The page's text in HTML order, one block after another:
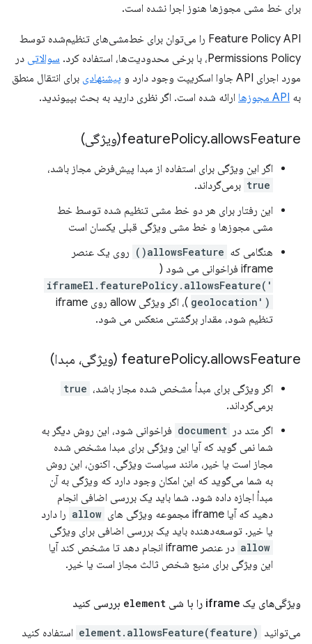
برای خط مشی مجوزها هنوز اجرا نشده است.
Feature Policy API را می‌توان برای خط‌مشی‌های تنظیم‌شده توسط
Permissions Policy، با برخی محدودیت‌ها، استفاده کرد.
سوالاتی در
مورد اجرای API جاوا اسکریپت وجود دارد و
پیشنهادی برای انتقال منطق
به API مجوزها ارائه شده است. اگر نظری دارید به بحث بپیوندید.
featurePolicy.allowsFeature( ویژگی)
اگر این ویژگی برای استفاده از مبدا پیش‌فرض مجاز باشد،
true برمی‌گرداند.
این رفتار برای هر دو خط مشی تنظیم شده توسط خط
مشی مجوزها و خط مشی ویژگی قبلی یکسان است
هنگامی که allowsFeature()
روی یک عنصر
iframe فراخوانی می شود (
iframeEl.featurePolicy.allowsFeature('
geolocation')
)، اگر ویژگی allow روی iframe
تنظیم شود، مقدار برگشتی منعکس می شود.
featurePolicy.allowsFeature (ویژگی، مبدا)
اگر ویژگی برای مبدأ مشخص شده مجاز باشد، true
برمی‌گرداند.
اگر متد در
document فراخوانی شود، این روش دیگر به
شما نمی گوید که آیا این ویژگی برای مبدا مشخص شده
مجاز است یا خیر، مانند سیاست ویژگی. اکنون، این روش
به شما می‌گوید که این امکان وجود دارد که ویژگی به آن
مبدأ اجازه داده شود. شما باید یک بررسی اضافی انجام
دهید که آیا iframe مجموعه ویژگی های
allow را دارد
یا خیر. توسعه‌دهنده باید یک بررسی اضافی برای ویژگی
allow
در عنصر iframe انجام دهد تا مشخص کند آیا
این ویژگی برای منبع شخص ثالث مجاز است یا خیر.
ویژگی‌های یک iframe را با شی element بررسی کنید
می‌توانید element.allowsFeature(feature) استفاده کنید